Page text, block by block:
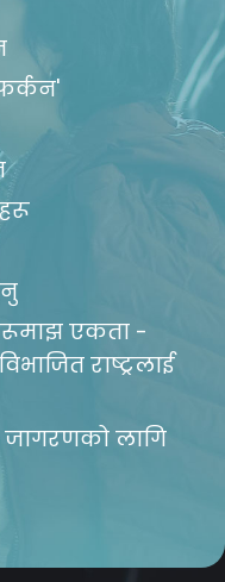
फर्कन'
एकता -
राष्ट्रलाई
लागि